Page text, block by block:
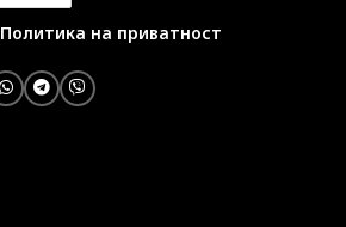
Политика на приватност